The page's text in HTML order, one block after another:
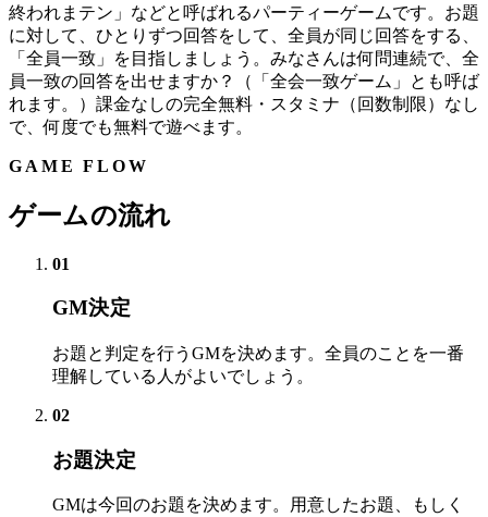
終われまテン」などと呼ばれるパーティーゲームです。お題
に対して、ひとりずつ回答をして、全員が同じ回答をする、
「全員一致」を目指しましょう。みなさんは何問連続で、全
員一致の回答を出せますか？（「全会一致ゲーム」とも呼ば
れます。）課金なしの完全無料・スタミナ（回数制限）なし
で、何度でも無料で遊べます。
GAME FLOW
ゲームの流れ
01
GM決定
お題と判定を行うGMを決めます。全員のことを一番
理解している人がよいでしょう。
02
お題決定
GMは今回のお題を決めます。用意したお題、もしく